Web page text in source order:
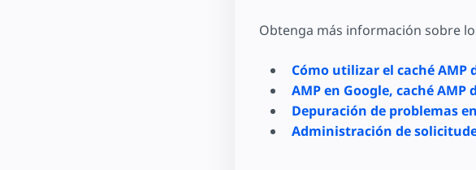
Obtenga más información sobre
Cómo utilizar el caché AMP
AMP en Google, caché AMP
Depuración de problemas
Administración de